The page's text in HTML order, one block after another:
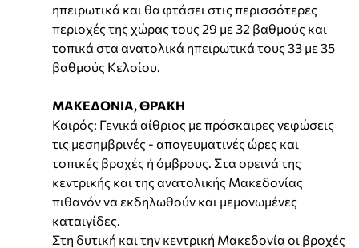
ηπειρωτικά και θα φτάσει στις περισσότερες
περιοχές της χώρας τους 29 με 32 βαθμούς και
τοπικά στα ανατολικά ηπειρωτικά τους 33 με 35
βαθμούς Κελσίου.
ΜΑΚΕΔΟΝΙΑ, ΘΡΑΚΗ
Καιρός: Γενικά αίθριος με πρόσκαιρες νεφώσεις
τις μεσημβρινές - απογευματινές ώρες και
τοπικές βροχές ή όμβρους. Στα ορεινά της
κεντρικής και της ανατολικής Μακεδονίας
πιθανόν να εκδηλωθούν και μεμονωμένες
καταιγίδες.
Στη δυτική και την κεντρική Μακεδονία οι βροχές